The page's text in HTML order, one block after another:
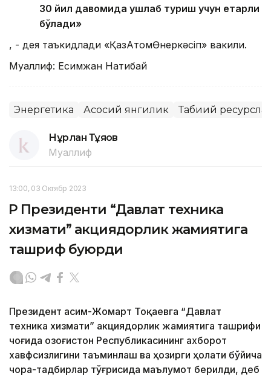
30 йил давомида ушлаб туриш учун етарли
бўлади»
, - дея таъкидлади «ҚазАтомӨнеркәсіп» вакили.
Муаллиф: Есимжан Нақтибай
Энергетика Асосий янгилик Табиий
Нұрлан Тұяқов
Муаллиф
13:00, 03 Октябр 2023
ҚР Президенти “Давлат техника
хизмати” акциядорлик жамиятига
ташриф буюрди
Президент Қасим-Жомарт Тоқаевга “Давлат
техника хизмати” акциядорлик жамиятига ташрифи
чоғида Қозоғистон Республикасининг ахборот
хавфсизлигини таъминлаш ва ҳозирги ҳолати бўйича
чора-тадбирлар тўғрисида маълумот берилди, деб